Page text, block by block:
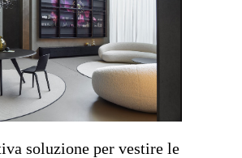
soluzione per vestire le